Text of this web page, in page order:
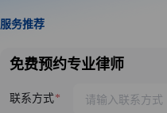
服务推荐
免费预约专业律师
联系方式